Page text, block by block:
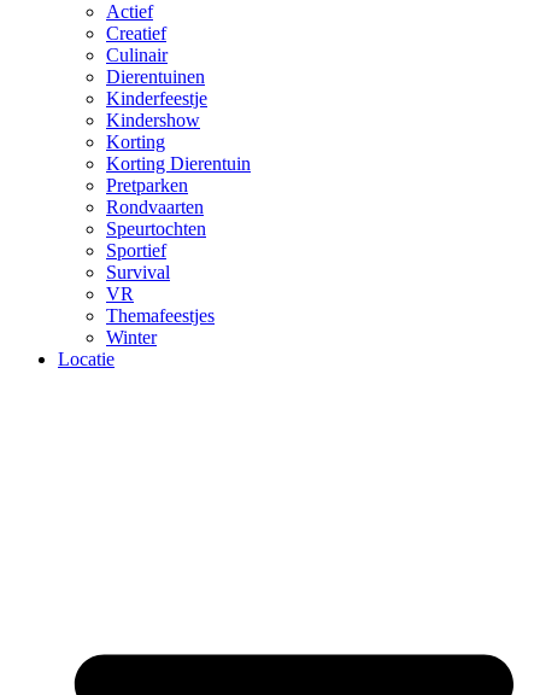
Actief
Creatief
Culinair
Dierentuinen
Kinderfeestje
Kindershow
Korting
Korting Dierentuin
Pretparken
Rondvaarten
Speurtochten
Sportief
Survival
VR
Themafeestjes
Winter
Locatie